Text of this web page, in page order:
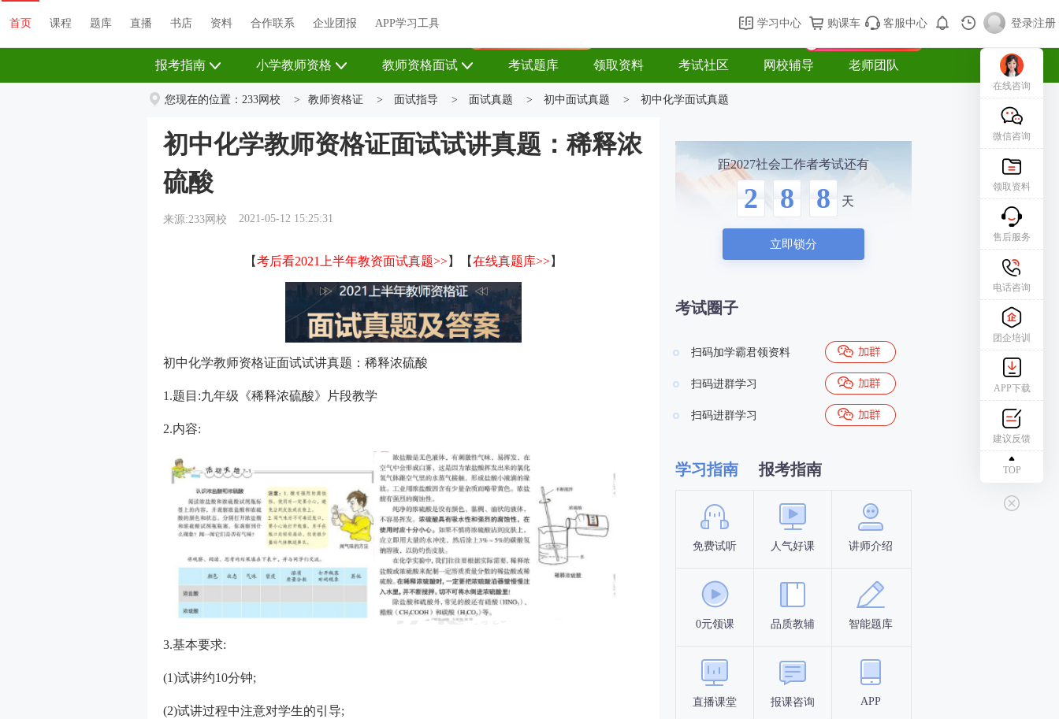
首页 课程 题库 直播 书店 资料 合作联系 企业团报 APP学习工具 学习中心 购课车 客服中心 登录|注册
首页 课程 题库 直播 书店 资料 关于我们 帮助中心 购课车 登录/注册
报考指南 小学教师资格 教师资格面试 考试题库 领取资料 考试社区 网校辅导 老师团队
您现在的位置： 233网校 > 教师资格证 > 面试指导 > 面试真题 > 初中面试真题 > 初中化学面试真题
初中化学教师资格证面试试讲真题：稀释浓
硫酸
来源:233网校 2021-05-12 15:25:31
【考后看2021上半年教资面试真题>>】【在线真题库>>】
初中化学教师资格证面试试讲真题：稀释浓硫酸
1.题目:九年级《稀释浓硫酸》片段教学
2.内容:
3.基本要求:
(1)试讲约10分钟;
(2)试讲过程中注意对学生的引导;
距2027社会工作者考试还有
2 8 8 天
立即锁分
考试圈子
扫码加学霸君领资料
扫码进群学习
扫码进群学习
学习指南 报考指南
免费试听 人气好课 讲师介绍
0元领课 品质教辅 智能题库
直播课堂 报课咨询 APP
在线咨询
微信咨询
领取资料
售后服务
电话咨询
团企培训
APP下载
建议反馈
TOP